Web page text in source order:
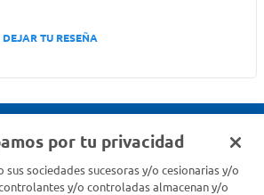
TU RESEÑA
por tu privacidad
sus sociedades sucesoras y/o cesionarias y/o
y/o controladas almacenan y/o